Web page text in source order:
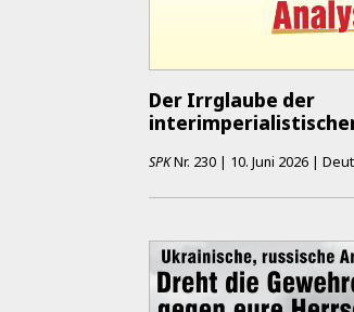
Der Irrglaube der
SPKNr. 230 | 10. Juni 2026 |